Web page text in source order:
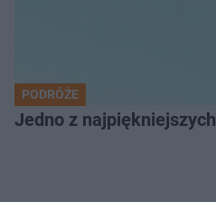
PODRÓŻE
Jedno z